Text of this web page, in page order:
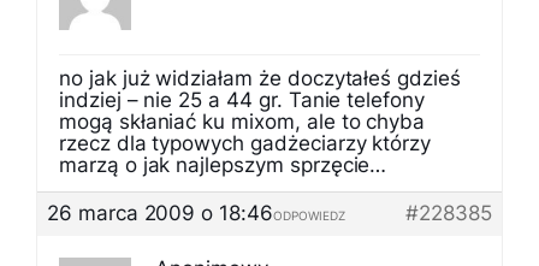
no jak już widziałam że doczytałeś gdzieś
indziej – nie 25 a 44 gr. Tanie telefony
mogą skłaniać ku mixom, ale to chyba
rzecz dla typowych gadżeciarzy którzy
marzą o jak najlepszym sprzęcie…
26 marca 2009 o 18:46
#228385
ODPOWIEDZ